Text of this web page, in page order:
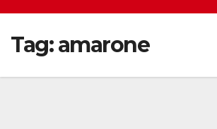
Tag:amarone